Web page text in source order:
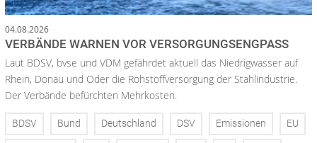
04.08.2026
VERBÄNDE WARNEN VOR VERSORGUNGSENGPASS
Laut BDSV, bvse und VDM gefährdet aktuell das Niedrigwasser auf
Rhein, Donau und Oder die Rohstoffversorgung der Stahlindustrie.
Der Verbände befürchten Mehrkosten.
BDSV Bund Deutschland DSV Emissionen EU